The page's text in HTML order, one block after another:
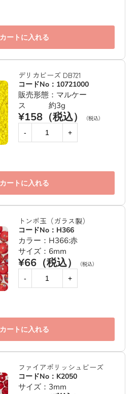
カートに入れる
デリカビーズ DB721
コードNo：10721000
販売形態：マルケー
ス 約3g
¥158（税込） （税込）
- +
カートに入れる
トンボ玉（ガラス製）
コードNo：H366
カラー：H366:赤
サイズ：6mm
¥66（税込） （税込）
- +
カートに入れる
ファイアポリッシュビーズ
コードNo：K2050
サイズ：3mm